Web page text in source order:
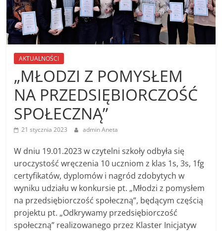
AKTUALNOŚCI
„MŁODZI Z POMYSŁEM
NA PRZEDSIĘBIORCZOŚĆ
SPOŁECZNĄ”
21 stycznia 2023 admin Aneta
W dniu 19.01.2023 w czytelni szkoły odbyła się
uroczystość wręczenia 10 uczniom z klas 1s, 3s, 1fg
certyfikatów, dyplomów i nagród zdobytych w
wyniku udziału w konkursie pt. „Młodzi z pomysłem
na przedsiębiorczość społeczną”, będącym częścią
projektu pt. „Odkrywamy przedsiębiorczość
społeczną” realizowanego przez Klaster Inicjatyw